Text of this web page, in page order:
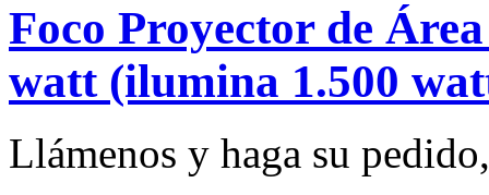
Foco Proyector de
watt (ilumina 1.500
Llámenos y haga su